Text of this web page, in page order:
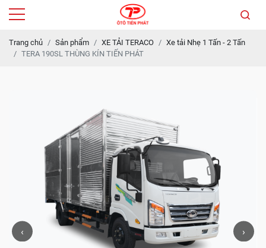
Trang chủ Sản phẩm XE TẢI TERACO
Xe tải Nhẹ 1 Tấn - 2 Tấn
TERA 190SL THÙNG KÍN TIẾN PHÁT
‹ ›